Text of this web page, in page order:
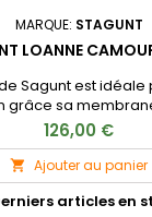
MARQUE: STAGUNT
LOANNE
Sagunt est
grâce sa
vent.
126,00 €
 Ajouter au panier
articles en